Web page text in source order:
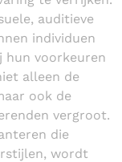
auditieve
individuen
hun voorkeuren
alleen de
ook de
vergroot.
die
wordt